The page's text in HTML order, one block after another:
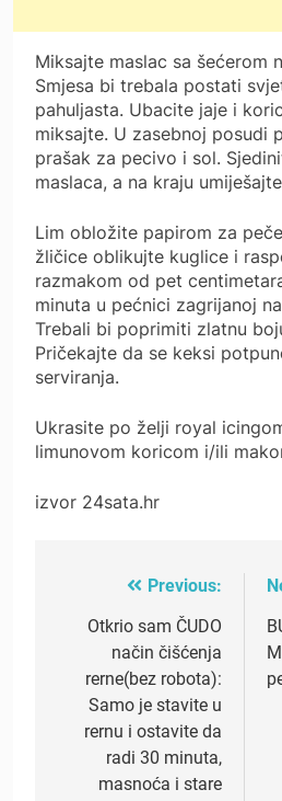
Miksajte maslac sa šećerom
Smjesa bi trebala postati
pahuljasta. Ubacite jaje i
miksajte. U zasebnoj posudi
prašak za pecivo i sol.
maslaca, a na kraju
Lim obložite papirom za
žličice oblikujte kuglice i
razmakom od pet
minuta u pećnici zagrijanoj
Trebali bi poprimiti zlatnu
Pričekajte da se keksi
serviranja.
Ukrasite po želji royal
limunovom koricom i/ili
izvor 24sata.hr
navigation
Previous:
Otkrio sam ČUDO
način čišćenja
rerne(bez robota):
Samo je stavite u
rernu i ostavite da
radi 30 minuta,
masnoća i stare